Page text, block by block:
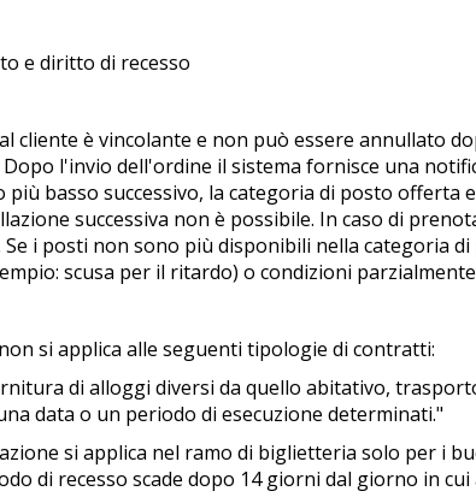
e diritto di recesso
cliente è vincolante e non può essere annullato
l'invio dell'ordine il sistema fornisce una
più basso successivo, la categoria di posto
successiva non è possibile. In caso di
Se i posti non sono più disponibili nella
scusa per il ritardo) o condizioni
si applica alle seguenti tipologie di contratti:
di alloggi diversi da quello abitativo,
data o un periodo di esecuzione determinati."
si applica nel ramo di biglietteria solo per i
di recesso scade dopo 14 giorni dal giorno in